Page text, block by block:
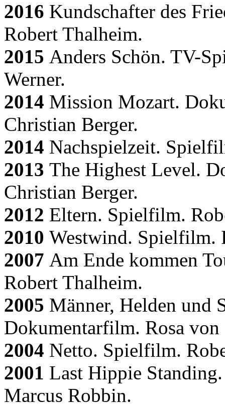
2016 Kundschafter des
Robert Thalheim.
2015 Anders Schön. TV-
Werner.
2014 Mission Mozart.
Christian Berger.
2014 Nachspielzeit.
2013 The Highest Level.
Christian Berger.
2012 Eltern. Spielfilm.
2010 Westwind. Spielfilm.
2007 Am Ende kommen
Robert Thalheim.
2005 Männer, Helden und
Dokumentarfilm. Rosa von
2004 Netto. Spielfilm.
2001 Last Hippie
Marcus Robbin.